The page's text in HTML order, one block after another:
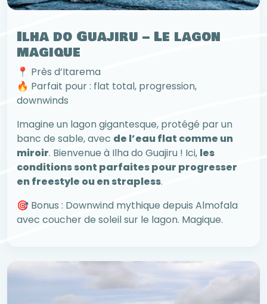
Ilha do Guajiru – Le lagon
magique
📍 Près d’Itarema
🔥 Parfait pour : flat total, progression,
downwinds
Imagine un lagon gigantesque, protégé par un
banc de sable, avec de l’eau flat comme un
miroir. Bienvenue à Ilha do Guajiru ! Ici, les
conditions sont parfaites pour progresser
en freestyle ou en strapless.
🎯 Bonus : Downwind mythique depuis Almofala
avec coucher de soleil sur le lagon. Magique.